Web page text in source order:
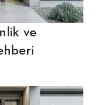
ve